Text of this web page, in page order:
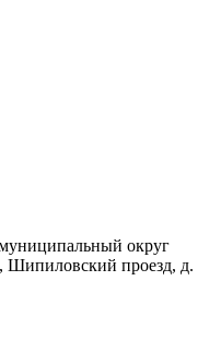
округ
Шипиловский проезд, д.